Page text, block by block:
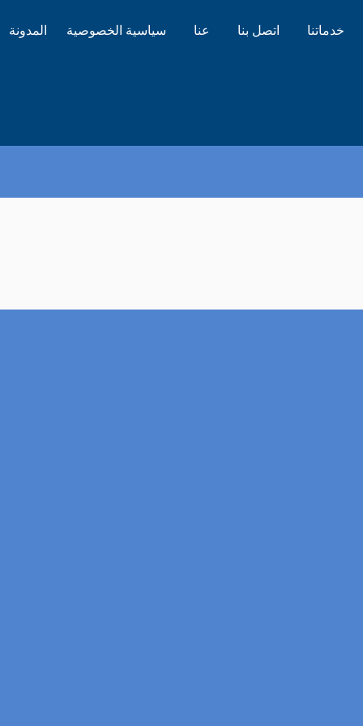
خدماتنا اتصل بنا عنا سياسية الخصوصية المدونة